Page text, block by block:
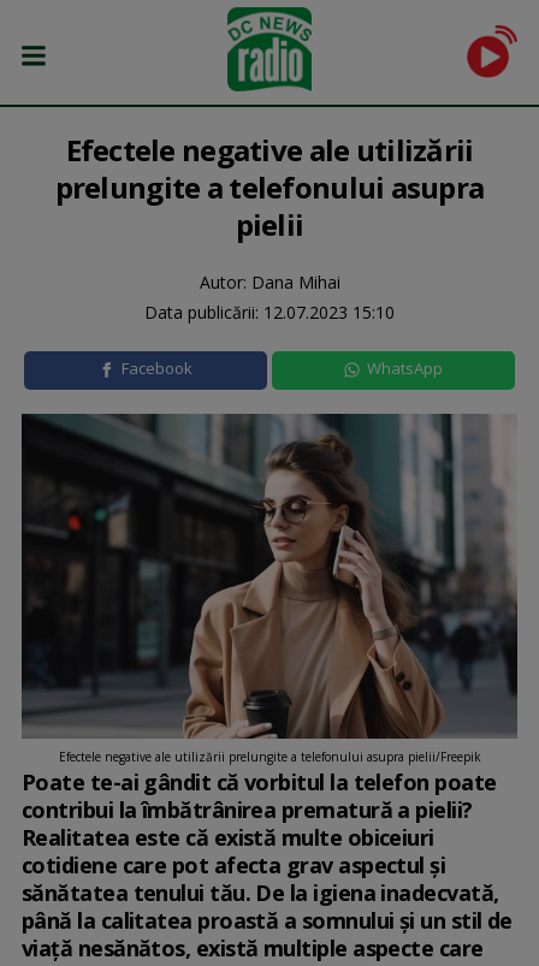
Efectele negative ale utilizării
prelungite a telefonului asupra
pielii
Autor: Dana Mihai
Data publicării: 12.07.2023 15:10
Facebook WhatsApp
Efectele negative ale utilizării prelungite a telefonului asupra pielii/Freepik
Poate te-ai gândit că vorbitul la telefon poate
contribui la îmbătrânirea prematură a pielii?
Realitatea este că există multe obiceiuri
cotidiene care pot afecta grav aspectul și
sănătatea tenului tău. De la igiena inadecvată,
până la calitatea proastă a somnului și un stil de
viață nesănătos, există multiple aspecte care